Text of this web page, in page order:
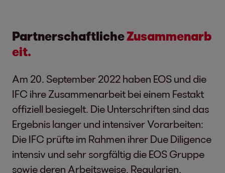
PartnerschaftlicheZusammenarb
eit.
Am 20. September 2022 haben EOS und die
IFC ihre Zusammenarbeit bei einem Festakt
offiziell besiegelt. Die Unterschriften sind das
Ergebnis langer und intensiver Vorarbeiten:
Die IFC prüfte im Rahmen ihrer Due Diligence
intensiv und sehr sorgfältig die EOS Gruppe
sowie deren Arbeitsweise, Regularien,